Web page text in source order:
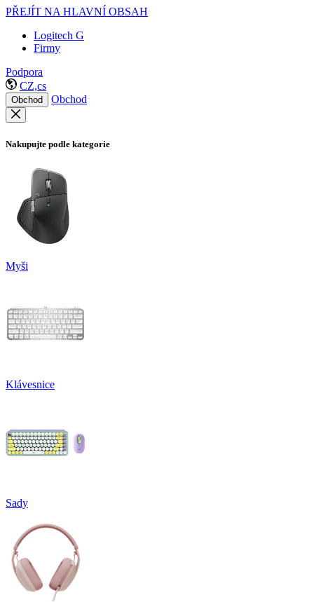
PŘEJÍT NA HLAVNÍ OBSAH
Logitech G
Firmy
Podpora
CZ,cs
Obchod Obchod
Nakupujte podle kategorie
Myši
Klávesnice
Sady